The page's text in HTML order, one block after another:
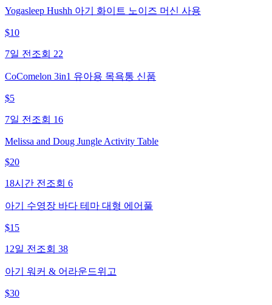
Yogasleep Hushh 아기 화이트 노이즈 머신 사용
$10
7일 전 조회 22
CoComelon 3in1 유아용 목욕통 신품
$5
7일 전 조회 16
Melissa and Doug Jungle Activity Table
$20
18시간 전 조회 6
아기 수영장 바다 테마 대형 에어풀
$15
12일 전 조회 38
아기 워커 & 어라운드위고
$30